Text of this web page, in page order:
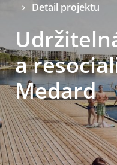
Detail projektu
a
Medard